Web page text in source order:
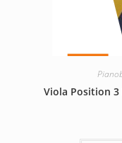
Viola Position